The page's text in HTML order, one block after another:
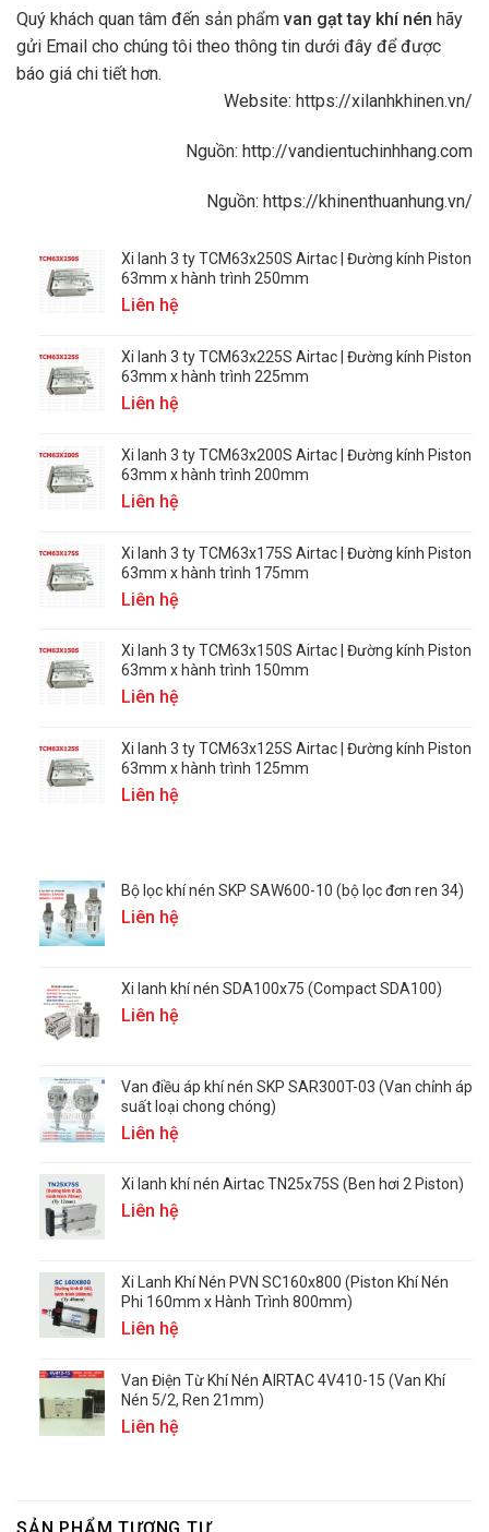
Quý khách quan tâm đến sản phẩm van gạt tay khí nén hãy
gửi Email cho chúng tôi theo thông tin dưới đây để được
báo giá chi tiết hơn.
Website: https://xilanhkhinen.vn/
Nguồn: http://vandientuchinhhang.com
Nguồn: https://khinenthuanhung.vn/
Xi lanh 3 ty TCM63x250S Airtac | Đường kính Piston
63mm x hành trình 250mm
Liên hệ
Xi lanh 3 ty TCM63x225S Airtac | Đường kính Piston
63mm x hành trình 225mm
Liên hệ
Xi lanh 3 ty TCM63x200S Airtac | Đường kính Piston
63mm x hành trình 200mm
Liên hệ
Xi lanh 3 ty TCM63x175S Airtac | Đường kính Piston
63mm x hành trình 175mm
Liên hệ
Xi lanh 3 ty TCM63x150S Airtac | Đường kính Piston
63mm x hành trình 150mm
Liên hệ
Xi lanh 3 ty TCM63x125S Airtac | Đường kính Piston
63mm x hành trình 125mm
Liên hệ
Bộ lọc khí nén SKP SAW600-10 (bộ lọc đơn ren 34)
Liên hệ
Xi lanh khí nén SDA100x75 (Compact SDA100)
Liên hệ
Van điều áp khí nén SKP SAR300T-03 (Van chỉnh áp
suất loại chong chóng)
Liên hệ
Xi lanh khí nén Airtac TN25x75S (Ben hơi 2 Piston)
Liên hệ
Xi Lanh Khí Nén PVN SC160x800 (Piston Khí Nén
Phi 160mm x Hành Trình 800mm)
Liên hệ
Van Điện Từ Khí Nén AIRTAC 4V410-15 (Van Khí
Nén 5/2, Ren 21mm)
Liên hệ